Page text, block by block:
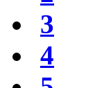
3
4